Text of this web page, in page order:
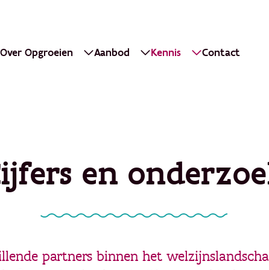
Over Opgroeien Aanbod Kennis Contact
en
partners binnen het